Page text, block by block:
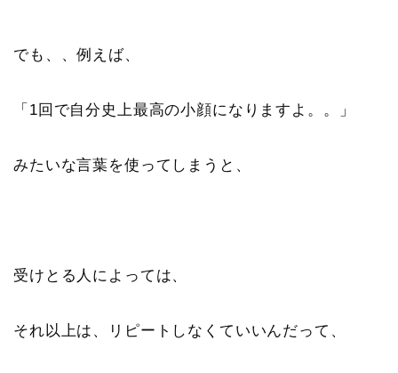
でも、、例えば、
「1回で自分史上最高の小顔になりますよ。。」
みたいな言葉を使ってしまうと、
受けとる人によっては、
それ以上は、リピートしなくていいんだって、